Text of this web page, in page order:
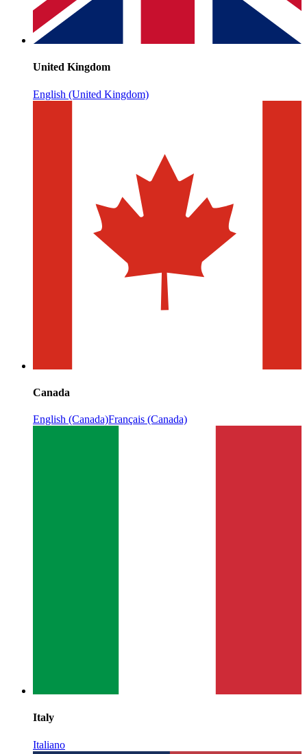
United Kingdom
English (United Kingdom)
Canada
English (Canada)Français (Canada)
Italy
Italiano